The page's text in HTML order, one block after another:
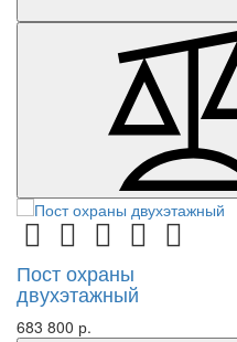
Пост охраны
двухэтажный
683 800 р.